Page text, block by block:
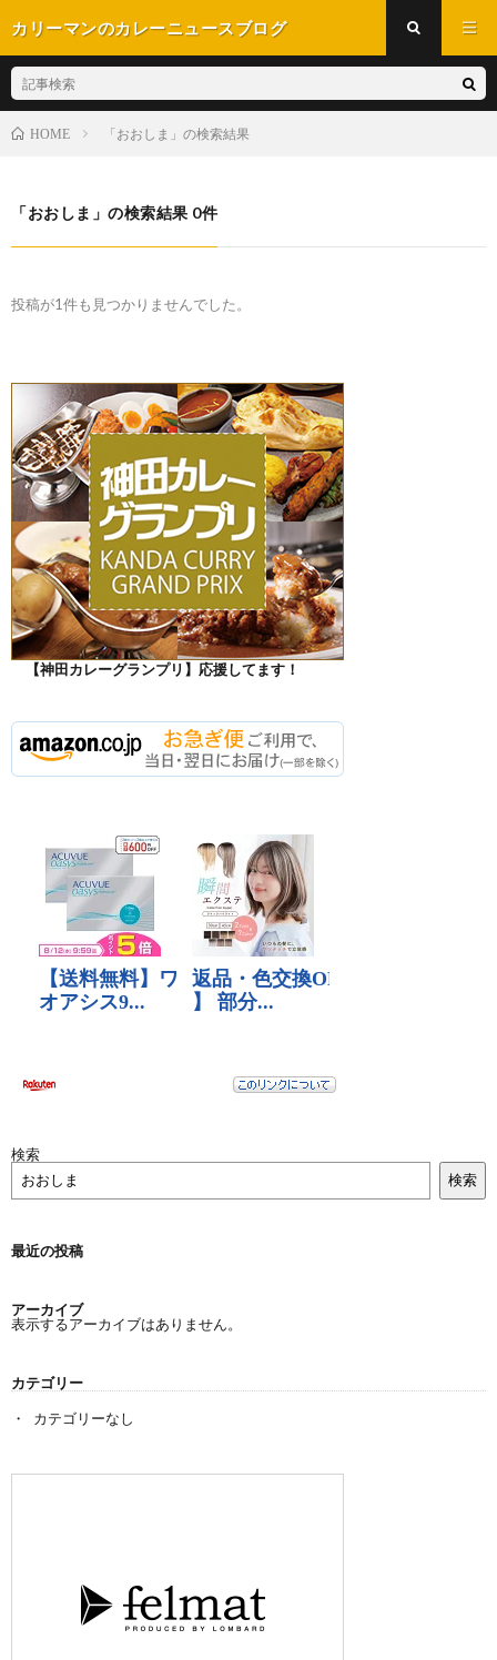
カリーマンのカレーニュースブログ
HOME 「おおしま」の検索結果
「おおしま」の検索結果 0件
投稿が1件も見つかりませんでした。
【神田カレーグランプリ】応援してます！
検索
検索
最近の投稿
アーカイブ
表示するアーカイブはありません。
カテゴリー
カテゴリーなし